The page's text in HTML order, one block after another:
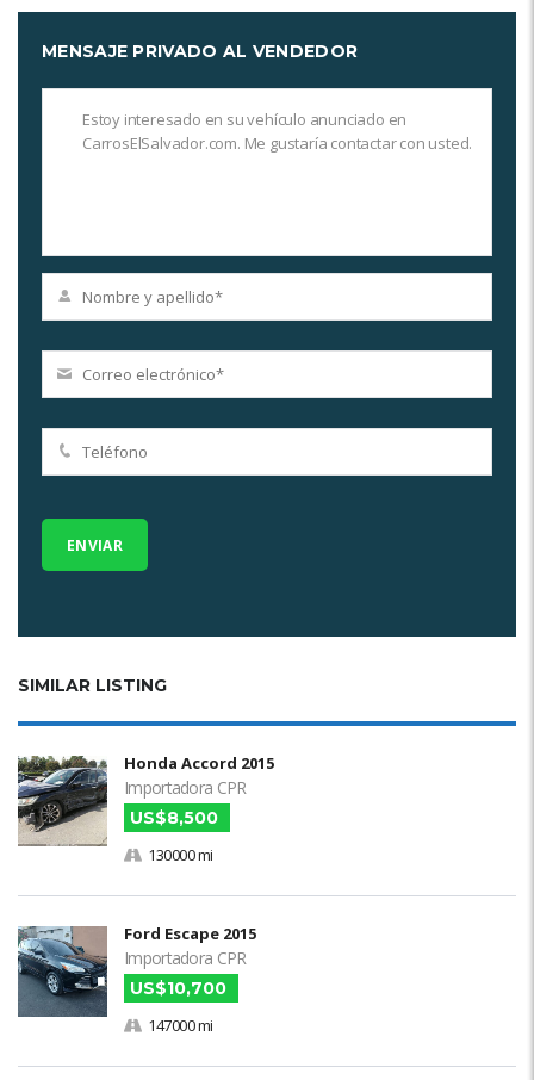
MENSAJE PRIVADO AL VENDEDOR
SIMILAR LISTING
Honda Accord 2015
Importadora CPR
US$8,500
130000 mi
Ford Escape 2015
Importadora CPR
US$10,700
147000 mi